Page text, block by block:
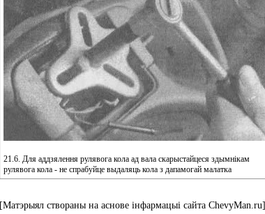
21.6. Для аддзялення рулявога кола ад вала скарыстайцеся здымнікам
рулявога кола - не спрабуйце выдаляць кола з дапамогай малатка
[Матэрыял створаны на аснове інфармацыі сайта ChevyMan.ru]